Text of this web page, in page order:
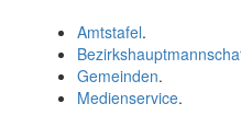
Amtstafel.
Gemeinden.
Medienservice.